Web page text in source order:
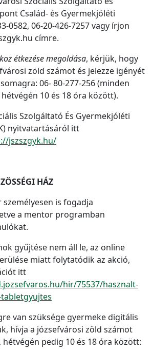
Család- és Gyermekjóléti
0582, 06-20-426-7257 vagy írjon
címre.
étkezése megoldása, kérjük, hogy
zöld számot és jelezze igényét
06- 80-277-256 (minden
10 és 18 óra között).
Szolgáltató És Gyermekjóléti
nyitvatartásáról itt
jszszgyk.hu/
HÁZ
is fogadja
a mentor programban
gyűjtése nem áll le, az online
miatt folytatódik az akció,
itt
hir/75537/hasznalt-
van szüksége gyermeke digitális
hívja a józsefvárosi zöld számot
hétvégén pedig 10 és 18 óra között: